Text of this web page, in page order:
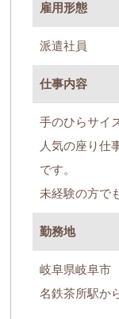
雇用形態
派遣社員
仕事内容
手のひらサイ
人気の座り仕
です。
未経験の方で
勤務地
岐阜県岐阜市
名鉄茶所駅か